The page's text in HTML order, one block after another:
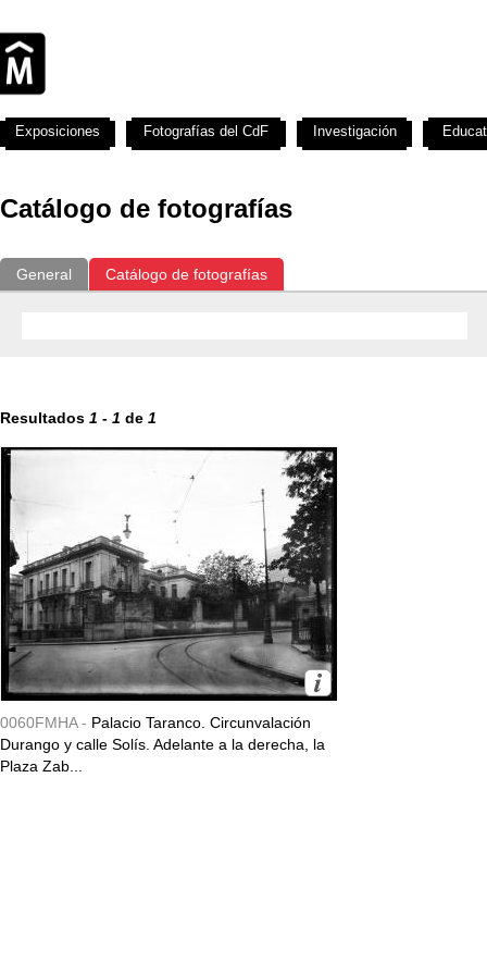
Catálogo de fotografías
General Catálogo de fotografías
Resultados 1 - 1 de 1
0060FMHA - Palacio Taranco. Circunvalación
Durango y calle Solís. Adelante a la derecha, la
Plaza Zab...
Exposiciones Fotografías del CdF Investigación